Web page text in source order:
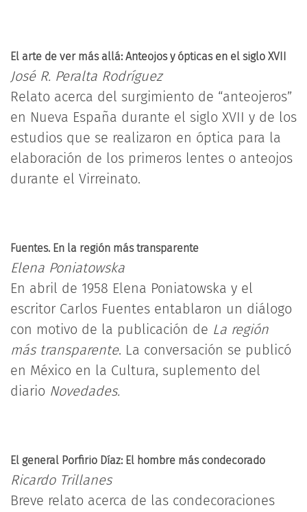
El arte de ver más allá: Anteojos y ópticas en el siglo XVII
José R. Peralta Rodríguez
Relato acerca del surgimiento de “anteojeros”
en Nueva España durante el siglo XVII y de los
estudios que se realizaron en óptica para la
elaboración de los primeros lentes o anteojos
durante el Virreinato.
Fuentes. En la región más transparente
Elena Poniatowska
En abril de 1958 Elena Poniatowska y el
escritor Carlos Fuentes entablaron un diálogo
con motivo de la publicación de La región
más transparente. La conversación se publicó
en México en la Cultura, suplemento del
diario Novedades.
El general Porfirio Díaz: El hombre más condecorado
Ricardo Trillanes
Breve relato acerca de las condecoraciones